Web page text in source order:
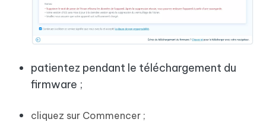
patientez pendant le téléchargement du
firmware ;
cliquez sur Commencer ;